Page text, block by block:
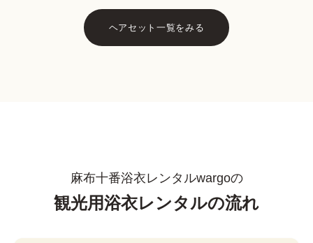
ヘアセット一覧をみる
麻布十番浴衣レンタルwargoの
観光用浴衣レンタルの流れ